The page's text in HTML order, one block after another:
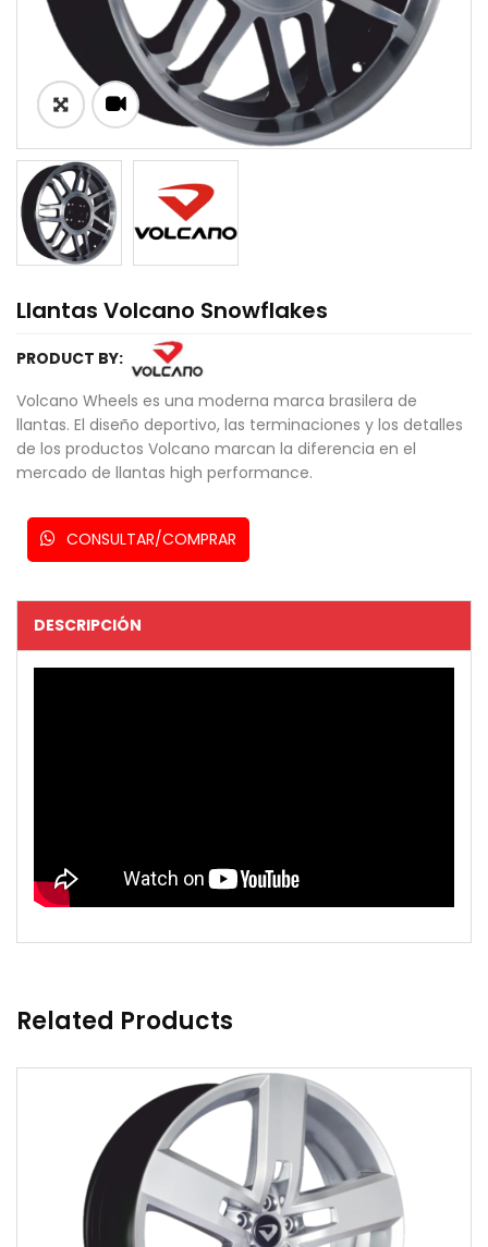
Llantas Volcano Snowflakes
PRODUCT BY:
Volcano Wheels es una moderna marca brasilera de
llantas. El diseño deportivo, las terminaciones y los detalles
de los productos Volcano marcan la diferencia en el
mercado de llantas high performance.
CONSULTAR/COMPRAR
DESCRIPCIÓN
Related Products